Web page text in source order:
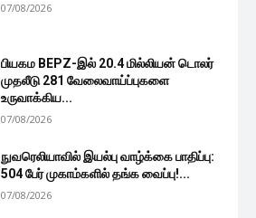
07/08/2026
பியகம BEPZ-இல் 20.4 மில்லியன் டொலர்
முதலீடு 281 வேலைவாய்ப்புகளை
உருவாக்கிய...
07/08/2026
நுவரெலியாவில் இயல்பு வாழ்க்கை பாதிப்பு:
504 பேர் முகாம்களில் தங்க வைப்பு!...
07/08/2026